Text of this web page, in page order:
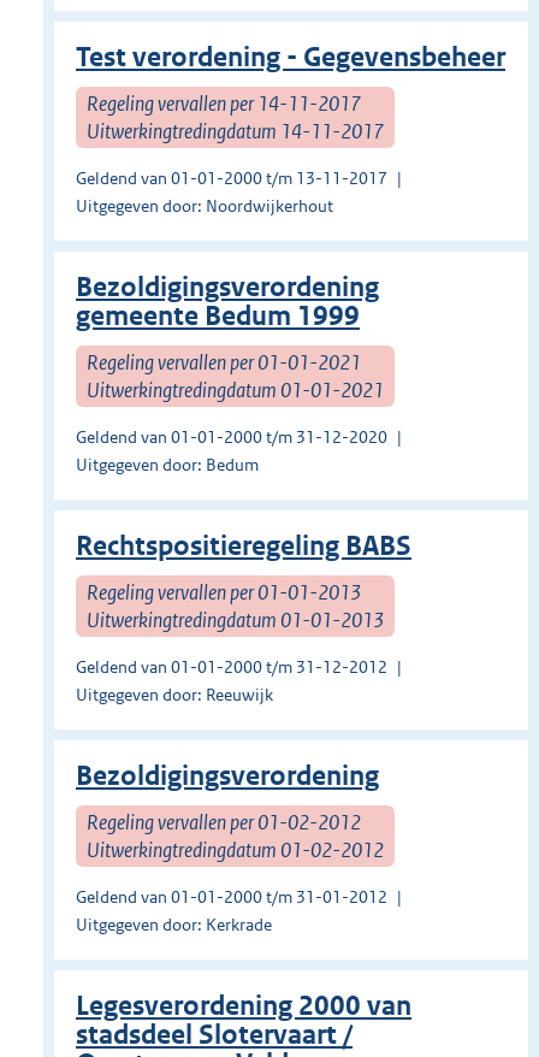
Test verordening - Gegevensbeheer
Regeling vervallen per 14-11-2017
Uitwerkingtredingdatum 14-11-2017
Geldend van 01-01-2000 t/m 13-11-2017
Uitgegeven door: Noordwijkerhout
Bezoldigingsverordening
gemeente Bedum 1999
Regeling vervallen per 01-01-2021
Uitwerkingtredingdatum 01-01-2021
Geldend van 01-01-2000 t/m 31-12-2020
Uitgegeven door: Bedum
Rechtspositieregeling BABS
Regeling vervallen per 01-01-2013
Uitwerkingtredingdatum 01-01-2013
Geldend van 01-01-2000 t/m 31-12-2012
Uitgegeven door: Reeuwijk
Bezoldigingsverordening
Regeling vervallen per 01-02-2012
Uitwerkingtredingdatum 01-02-2012
Geldend van 01-01-2000 t/m 31-01-2012
Uitgegeven door: Kerkrade
Legesverordening 2000 van
stadsdeel Slotervaart /